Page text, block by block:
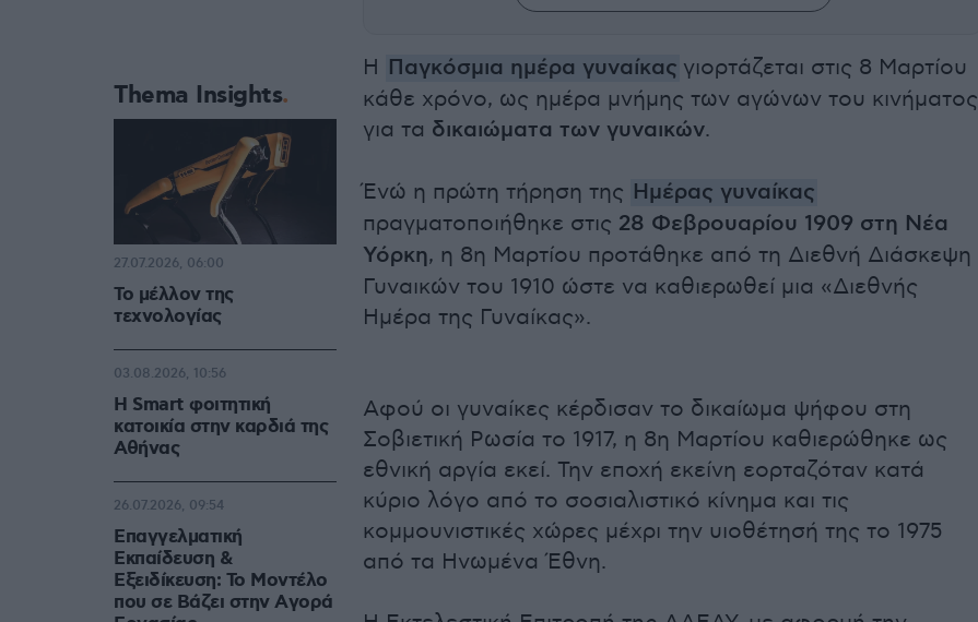
Η Παγκόσμια ημέρα γυναίκας γιορτάζεται στις 8 Μαρτίου
κάθε χρόνο, ως ημέρα μνήμης των αγώνων του κινήματος
για τα δικαιώματα των γυναικών.
Ένώ η πρώτη τήρηση της Ημέρας γυναίκας
πραγματοποιήθηκε στις 28 Φεβρουαρίου 1909 στη Νέα
Υόρκη, η 8η Μαρτίου προτάθηκε από τη Διεθνή Διάσκεψη
Γυναικών του 1910 ώστε να καθιερωθεί μια «Διεθνής
Ημέρα της Γυναίκας».
Αφού οι γυναίκες κέρδισαν το δικαίωμα ψήφου στη
Σοβιετική Ρωσία το 1917, η 8η Μαρτίου καθιερώθηκε ως
εθνική αργία εκεί. Την εποχή εκείνη εορταζόταν κατά
κύριο λόγο από το σοσιαλιστικό κίνημα και τις
κομμουνιστικές χώρες μέχρι την υιοθέτησή της το 1975
από τα Ηνωμένα Έθνη.
Thema Insights
Το μέλλον της
τεχνολογίας
27.07.2026, 06:00
Η Smart φοιτητική
κατοικία στην καρδιά της
Αθήνας
03.08.2026, 10:56
Επαγγελματική
Εκπαίδευση &
Εξειδίκευση: Το Mοντέλο
που σε Bάζει στην Aγορά
26.07.2026, 09:54